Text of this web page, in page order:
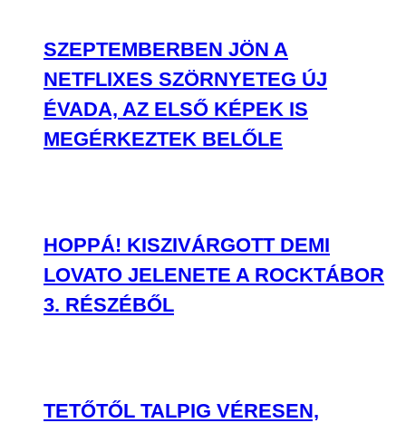
SZEPTEMBERBEN JÖN A
NETFLIXES SZÖRNYETEG ÚJ
ÉVADA, AZ ELSŐ KÉPEK IS
MEGÉRKEZTEK BELŐLE
HOPPÁ! KISZIVÁRGOTT DEMI
LOVATO JELENETE A ROCKTÁBOR
3. RÉSZÉBŐL
TETŐTŐL TALPIG VÉRESEN,